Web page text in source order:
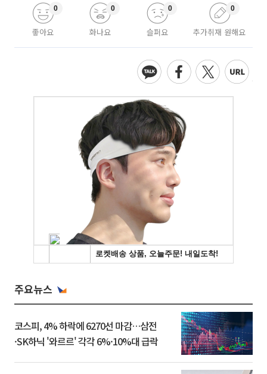
좋아요
0
화나요
0
슬퍼요
0
추가취재 원해요
0
주요뉴스
코스피, 4% 하락에 6270선 마감…삼전
·SK하닉 '와르르' 각각 6%·10%대 급락